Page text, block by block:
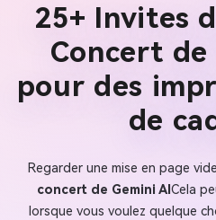
25+ Invites
Concert de
pour des
de
Regarder une mise en page
concert de Gemini AICela
lorsque vous voulez quelque